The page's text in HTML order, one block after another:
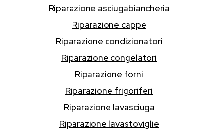
Riparazione asciugabiancheria
Riparazione cappe
Riparazione condizionatori
Riparazione congelatori
Riparazione forni
Riparazione frigoriferi
Riparazione lavasciuga
Riparazione lavastoviglie